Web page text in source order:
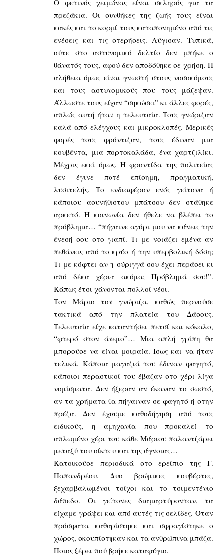
Ο φετινός χειμώνας είναι σκληρός για τα
πρεζάκια. Οι συνθήκες της ζωής τους είναι
κακές και το κορμί τους καταπονημένο από τις
ενέσεις και τις στερήσεις. Λύγισαν. Τυπικά,
ούτε στο αστυνομικό δελτίο δεν μπήκε ο
θάνατός τους, αφού δεν αποδόθηκε σε χρήση. Η
αλήθεια όμως είναι γνωστή στους νοσοκόμους
και τους αστυνομικούς που τους μάζεψαν.
Άλλωστε τους είχαν “σηκώσει” κι άλλες φορές,
απλώς αυτή ήταν η τελευταία. Τους γνώριζαν
καλά από ελέγχους και μικροκλοπές. Μερικές
φορές τους φρόντιζαν, τους έδιναν μια
κουβέντα, μια πορτοκαλάδα, ένα χαρτζιλίκι.
Μέχρις εκεί όμως. Η φροντίδα της πολιτείας
δεν έγινε ποτέ επίσημη, πραγματική,
λυσιτελής. Το ενδιαφέρον ενός γείτονα ή
κάποιου ασυνήθιστου μπάτσου δεν στάθηκε
αρκετό. Η κοινωνία δεν ήθελε να βλέπει το
πρόβλημα… “πήγαινε αγόρι μου να κάνεις την
ένεσή σου στο γιαπί. Τι με νοιάζει εμένα αν
πεθάνεις από το κρύο ή την υπερβολική δόση;
Τι με κόφτει αν η σύριγγά σου έχει περάσει κι
από δέκα χέρια ακόμα; Πρόβλημά σου!”.
Κάπως έτσι χάνονται πολλοί νέοι.
Τον Μάριο τον γνώριζα, καθώς περνούσε
τακτικά από την πλατεία του Δάσους.
Τελευταία είχε καταντήσει πετσί και κόκαλο,
“φτερό στον άνεμο”… Μια απλή γρίπη θα
μπορούσε να είναι μοιραία. Ίσως και να ήταν
τελικά. Κάποια μαγαζιά του έδιναν φαγητό,
κάποιοι περαστικοί του έβαζαν στο χέρι λίγα
νομίσματα. Δεν ήξεραν αν έκαναν το σωστό,
αν τα χρήματα θα πήγαιναν σε φαγητό ή στην
πρέζα. Δεν έχουμε καθοδήγηση από τους
ειδικούς, η αμηχανία που προκαλεί το
απλωμένο χέρι του κάθε Μάριου παλαντζάρει
μεταξύ του οίκτου και της άγνοιας…
Κατοικούσε περιοδικά στο ερείπιο της Γ.
Παπανδρέου. Δυο βρώμικες κουβέρτες,
ξεχαρβαλωμένοι τοίχοι και το τσιμεντένιο
δάπεδο. Οι γείτονες διαμαρτύρονταν, τα
είχαμε γράψει και από αυτές τις σελίδες. Όταν
πρόσφατα καθαρίστηκε και σφραγίστηκε ο
χώρος, σκουπίστηκαν και τα ανθρώπινα μπάζα.
Ποιος ξέρει πού βρήκε καταφύγιο.